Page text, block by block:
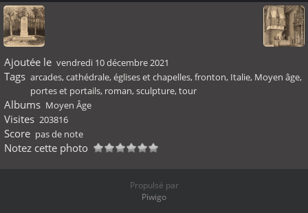
Ajoutée le vendredi 10 décembre 2021
Tags arcades,cathédrale,églises et chapelles,fronton, Italie, Moyen âge,
portes et portails, roman,sculpture,tour
Albums Moyen Âge
Visites 203816
Score pas de note
Notez cette photo
Propulsé par
Piwigo